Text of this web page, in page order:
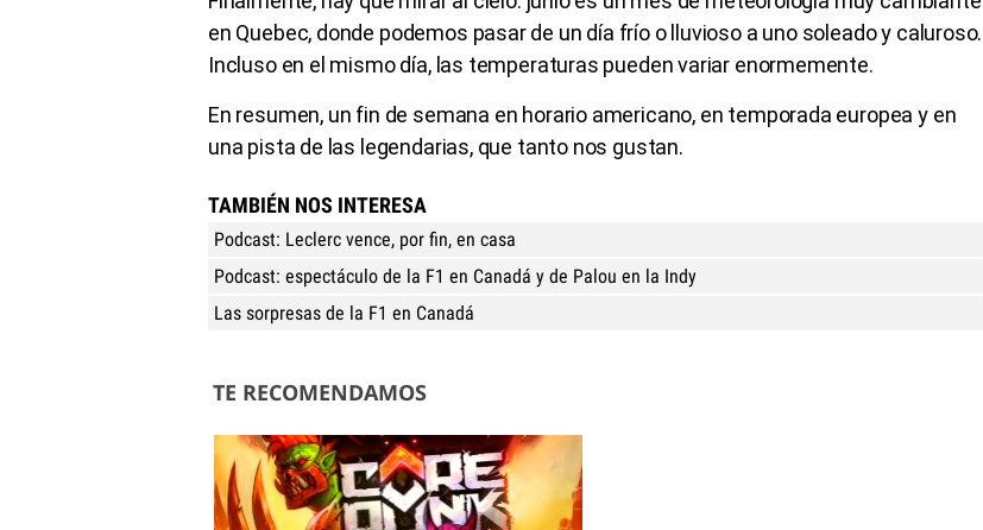
en Quebec, donde podemos pasar de un día frío o lluvioso a uno soleado y caluroso.
Incluso en el mismo día, las temperaturas pueden variar enormemente.
En resumen, un fin de semana en horario americano, en temporada europea y en
una pista de las legendarias, que tanto nos gustan.
TAMBIÉN NOS INTERESA
Podcast: Leclerc vence, por fin, en casa
Podcast: espectáculo de la F1 en Canadá y de Palou en la Indy
Las sorpresas de la F1 en Canadá
TE RECOMENDAMOS